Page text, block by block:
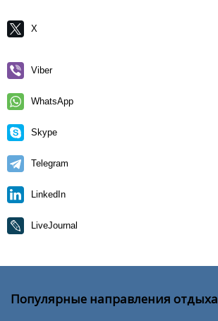
X
Viber
WhatsApp
Skype
Telegram
LinkedIn
LiveJournal
Популярные направления отдыха